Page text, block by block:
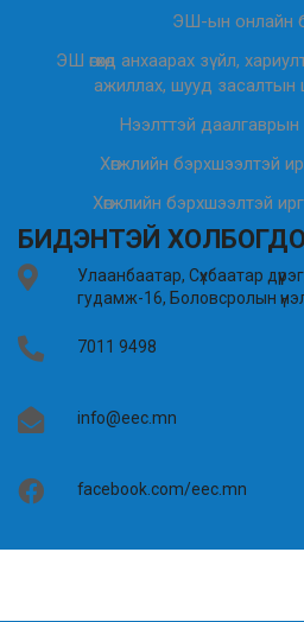
ЭШ-ын онлайн
ЭШ өгөхөд анхаарах зүйл,
ажиллах, шууд засалтын
Нээлттэй даалгаврын
Хөгжлийн бэрхшээлтэй
Хөгжлийн бэрхшээлтэй
БИДЭНТЭЙ
Улаанбаатар, Сүхбаатар
гудамж-16, Боловсролын
7011 9498
info@eec.mn
facebook.com/eec.mn